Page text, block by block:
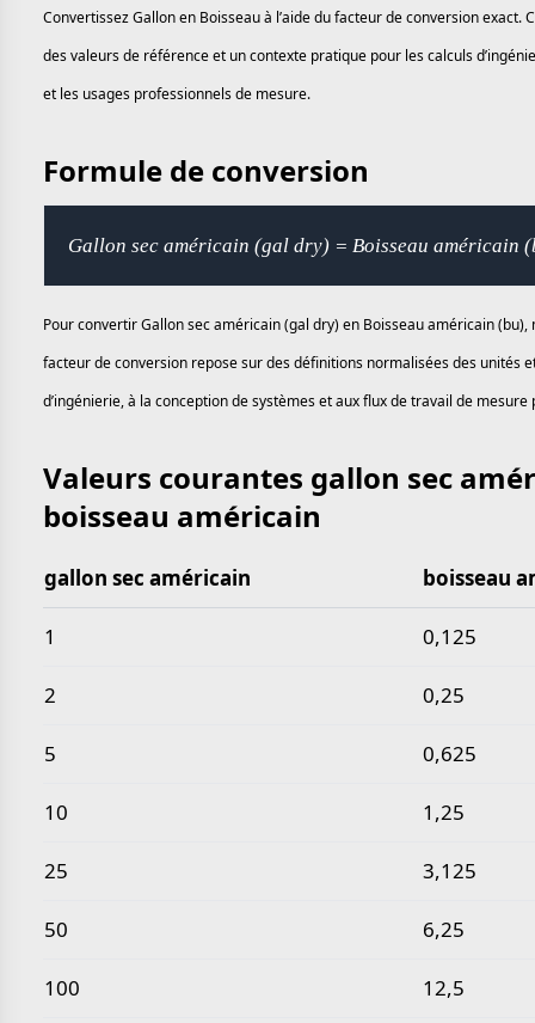
Convertissez Gallon en Boisseau à l’aide du facteur de conversion exact.
des valeurs de référence et un contexte pratique pour les calculs
et les usages professionnels de mesure.
Formule de conversion
Gallon sec américain (gal dry) = Boisseau américain
Pour convertir Gallon sec américain (gal dry) en Boisseau américain
facteur de conversion repose sur des définitions normalisées des unités
d’ingénierie, à la conception de systèmes et aux flux de travail de mesure
Valeurs courantes gallon sec
boisseau américain
Valeurs courantes gallon sec américain en
gallon sec américain boisseau
1 0,125
2 0,25
5 0,625
10 1,25
25 3,125
50 6,25
100 12,5